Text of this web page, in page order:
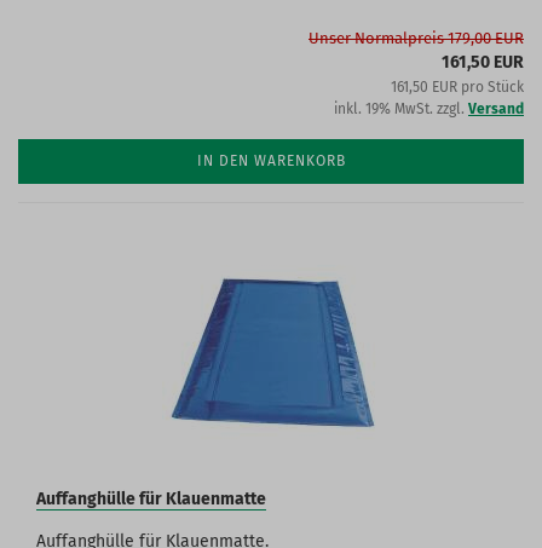
Unser Normalpreis 179,00 EUR
161,50 EUR
161,50 EUR pro Stück
inkl. 19% MwSt. zzgl. Versand
IN DEN WARENKORB
Auffanghülle für Klauenmatte
Auffanghülle für Klauenmatte.